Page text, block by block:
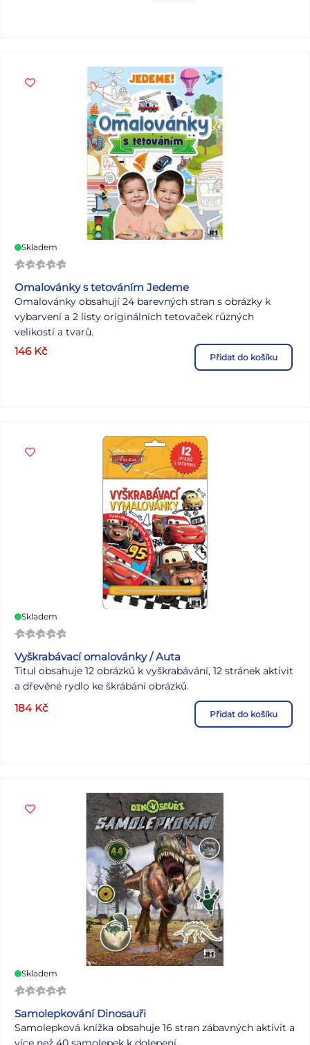
Skladem
Omalovánky s tetováním Jedeme
Omalovánky obsahují 24 barevných stran s obrázky k
vybarvení a 2 listy originálních tetovaček různých
velikostí a tvarů.
146 Kč Přidat do košíku
Skladem
Vyškrabávací omalovánky / Auta
Titul obsahuje 12 obrázků k vyškrabávání, 12 stránek aktivit
a dřevěné rydlo ke škrábání obrázků.
184 Kč Přidat do košíku
Skladem
Samolepkování Dinosauři
Samolepková knížka obsahuje 16 stran zábavných aktivit a